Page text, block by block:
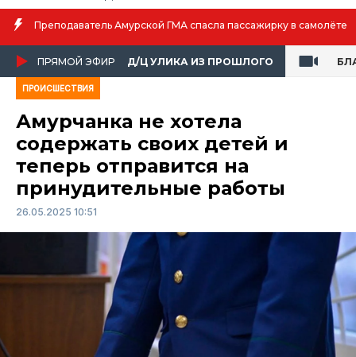
Амурская спортсменка выиграла первенство России по лёгкой
атлетике
ПРЯМОЙ ЭФИР Д/Ц УЛИКА ИЗ ПРОШЛОГО
ПРОИСШЕСТВИЯ
Амурчанка не хотела
содержать своих детей и
теперь отправится на
принудительные работы
26.05.2025 10:51